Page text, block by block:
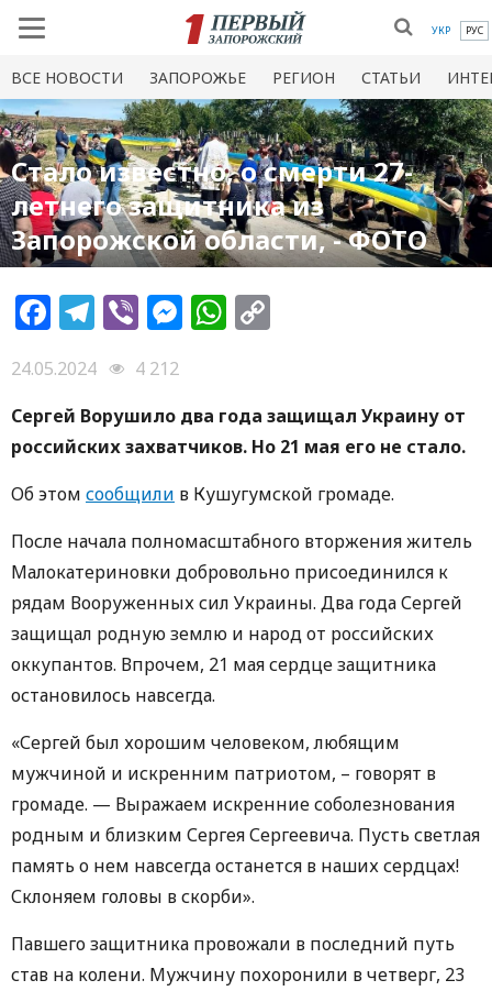
УКР РУС
ВСЕ НОВОСТИ ЗАПОРОЖЬЕ РЕГИОН СТАТЬИ
Стало известно, о смерти 27-
летнего защитника из
Запорожской области, - ФОТО
Facebook
Telegram
ViberMessenger
WhatsApp
24.05.2024
4 212
Сергей Ворушило два года защищал Украину от
российских захватчиков. Но 21 мая его не стало.
Об этом сообщили в Кушугумской громаде.
После начала полномасштабного вторжения житель
Малокатериновки добровольно присоединился к
рядам Вооруженных сил Украины. Два года Сергей
защищал родную землю и народ от российских
оккупантов. Впрочем, 21 мая сердце защитника
остановилось навсегда.
«Сергей был хорошим человеком, любящим
мужчиной и искренним патриотом, – говорят в
громаде. — Выражаем искренние соболезнования
родным и близким Сергея Сергеевича. Пусть светлая
память о нем навсегда останется в наших сердцах!
Склоняем головы в скорби».
Павшего защитника провожали в последний путь
став на колени. Мужчину похоронили в четверг, 23